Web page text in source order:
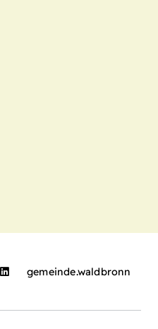
gemeinde.waldbronn